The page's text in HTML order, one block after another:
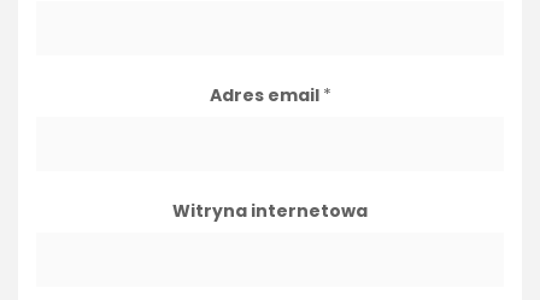
Adres email *
Witryna internetowa